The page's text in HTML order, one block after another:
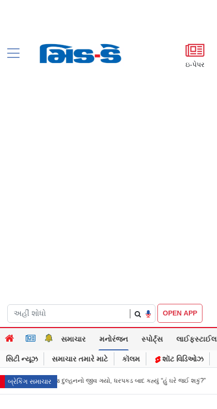
ઇ-પેપર
OPEN APP
સમાચાર મનોરંજન સ્પોર્ટ્સ લાઈફસ્ટાઈલ
સિટી ન્યૂઝ સમાચાર તમારે માટે કૉલમ શૉટ વિડિઓઝ
બ્રેકિંગ સમાચાર
ગયો, ધરપકડ બાદ કહ્યું “હું ઘરે જઈ શકું?” ‘હું બાબા બાગેશ્વર નથી...’: IIT